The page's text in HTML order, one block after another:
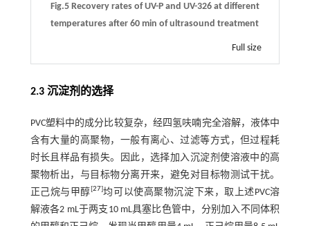
Fig.5 Recovery rates of UV-P and UV-326 at different
temperatures after 60 min of ultrasound treatment
Full size
2.3 沉淀剂的选择
PVC塑料中的成分比较复杂，经四氢呋喃完全溶解，液体中
含有大量的高聚物，一般有离心、过滤等方式，但过程耗
时长且样品有损失。因此，选择加入沉淀剂使溶液中的高
聚物析出，与目标物分离开来，避免对目标物测试干扰。
正己烷与甲醇[27]均可以使高聚物沉淀下来，取上述PVC溶
解液各2 mL于两支10 mL具塞比色管中，分别加入不同体积